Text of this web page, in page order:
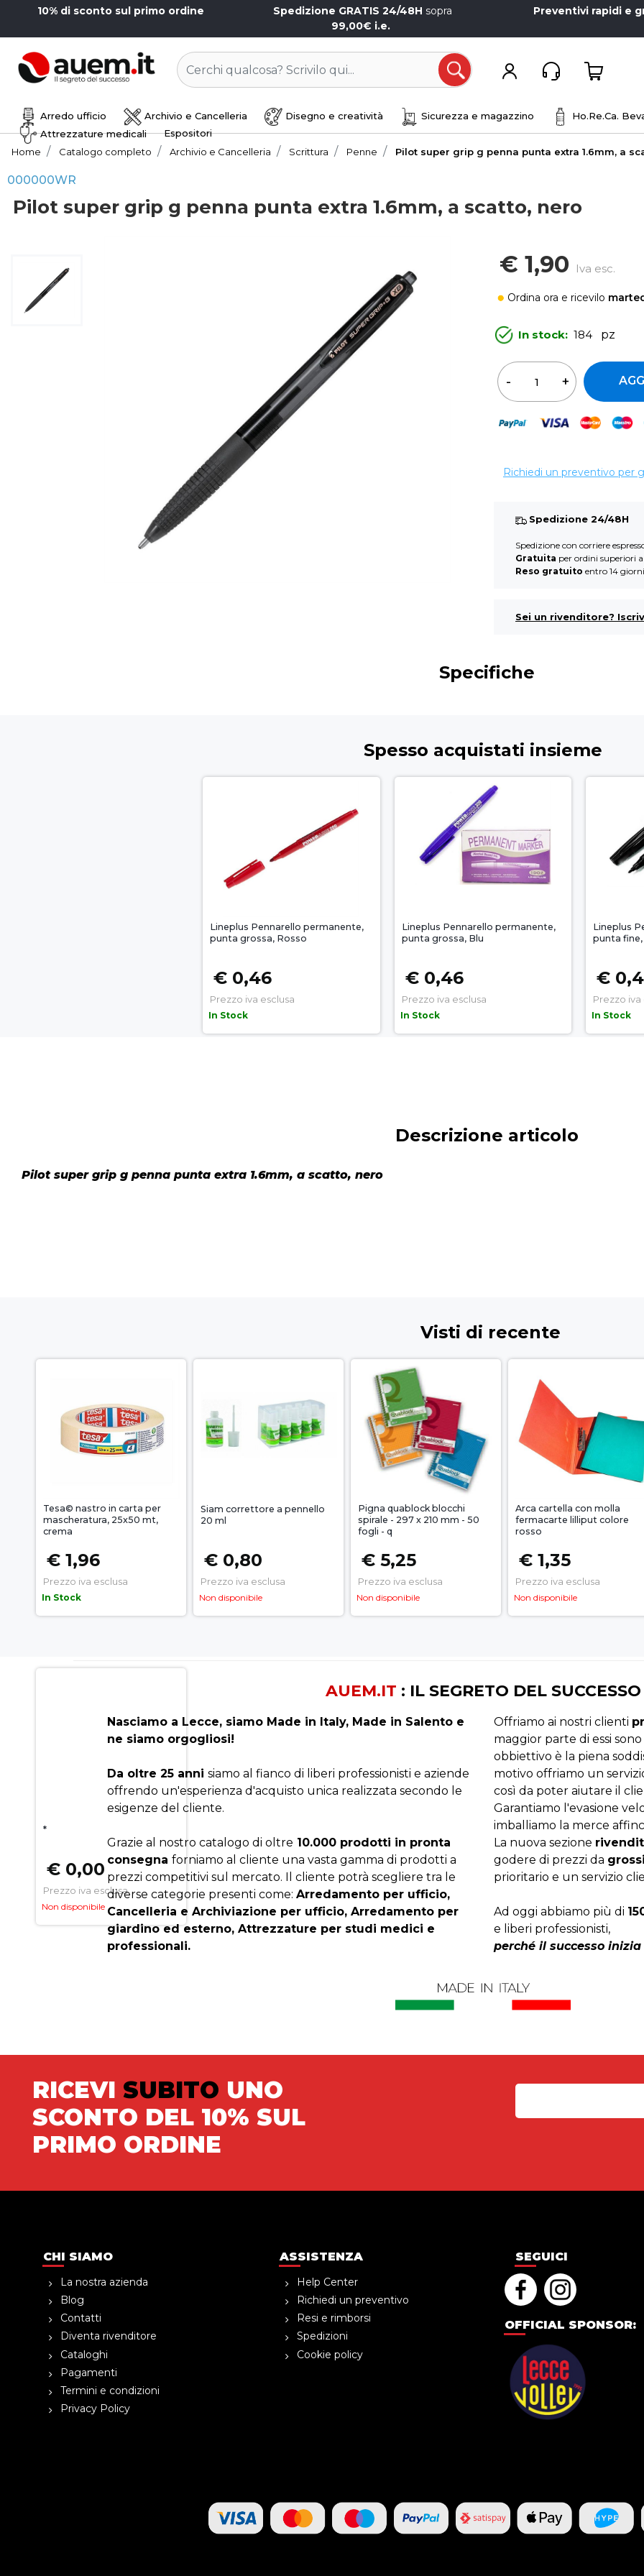
10% di sconto sul primo ordine Spedizione GRATIS 24/48H sopra
99,00€ i.e.
Preventivi rapidi e
Arredo ufficio Archivio e Cancelleria Disegno e creatività Sicurezza e magazzino Ho.Re.Ca.
Attrezzature medicali
Espositori
Home
Catalogo completo Archivio e Cancelleria Scrittura Penne Pilot super grip g penna punta extra 1.6mm, a
000000WR
Pilot super grip g penna punta extra 1.6mm, a scatto, nero
€ 1,90 Iva esc.
Ordina ora e ricevilo
In stock: 184 pz
Richiedi un preventivo per
Spedizione 24/48H
Spedizione con corriere
Gratuita per ordini superiori a
Reso gratuito entro 14 giorni
Sei un rivenditore?
Specifiche
Spesso acquistati insieme
Lineplus Pennarello permanente,
punta grossa, Rosso
€ 0,46
Prezzo iva esclusa
In Stock
Lineplus Pennarello permanente,
punta grossa, Blu
€ 0,46
Prezzo iva esclusa
In Stock
Lineplus
punta fine,
€
Prezzo iva
In Stock
Descrizione articolo
Pilot super grip g penna punta extra 1.6mm, a scatto, nero
Visti di recente
Tesa© nastro in carta per
mascheratura, 25x50 mt,
crema
€ 1,96
Prezzo iva esclusa
In Stock
Siam correttore a pennello
20 ml
€ 0,80
Prezzo iva esclusa
Non disponibile
Pigna quablock blocchi
spirale - 297 x 210 mm - 50
fogli - q
€ 5,25
Prezzo iva esclusa
Non disponibile
Arca cartella con molla
fermacarte lilliput colore
rosso
€ 1,35
Prezzo iva esclusa
Non disponibile
*
€ 0,00
Prezzo iva esclusa
Non disponibile
AUEM.IT : IL SEGRETO DEL SUCCESSO
Nasciamo a Lecce, siamo Made in Italy, Made in Salento e
ne siamo orgogliosi!
Da oltre 25 annisiamo al fianco di liberi professionisti e aziende
offrendo un'esperienza d'acquisto unica realizzata secondo le
esigenze del cliente.
Grazie al nostro catalogo di oltre 10.000 prodotti in pronta
consegnaforniamo al cliente una vasta gamma di prodotti a
prezzi competitivi sul mercato. Il cliente potrà scegliere tra le
diverse categorie presenti come:Arredamento per ufficio,
Cancelleria e Archiviazione per ufficio, Arredamento per
giardino ed esterno, Attrezzature per studi medici e
professionali.
Offriamo ai nostri clienti
maggior parte di essi sono
obbiettivo è la piena
motivo offriamo un
così da poter aiutare il
Garantiamo l'evasione
imballiamo la merce
La nuova sezione
godere di prezzi da
prioritario e un servizio
Ad oggi abbiamo più di
e liberi professionisti,
perché il successo
RICEVI SUBITO UNO
SCONTO DEL 10% SUL
PRIMO ORDINE
CHI SIAMO
La nostra azienda
Blog
Contatti
Diventa rivenditore
Cataloghi
Pagamenti
Termini e condizioni
Privacy Policy
ASSISTENZA
Help Center
Richiedi un preventivo
Resi e rimborsi
Spedizioni
Cookie policy
SEGUICI
OFFICIAL SPONSOR: